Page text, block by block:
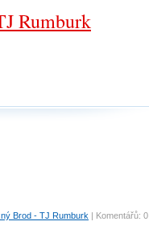
Rumburk
Brod - TJ Rumburk | Komentářů: 0